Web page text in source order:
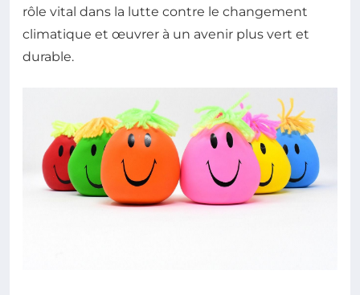
rôle vital dans la lutte contre le changement
climatique et œuvrer à un avenir plus vert et
durable.